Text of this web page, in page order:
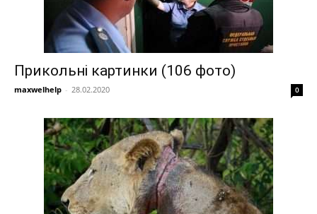
Прикольні картинки (106 фото)
maxwelhelp - 28.02.2020 0